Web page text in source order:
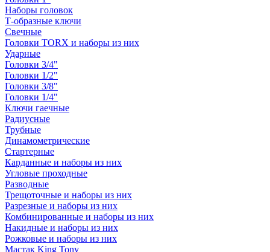
Наборы головок
Т-образные ключи
Свечные
Головки TORX и наборы из них
Ударные
Головки 3/4"
Головки 1/2"
Головки 3/8"
Головки 1/4"
Ключи гаечные
Радиусные
Трубные
Динамометрические
Стартерные
Карданные и наборы из них
Угловые проходные
Разводные
Трещоточные и наборы из них
Разрезные и наборы из них
Комбинированные и наборы из них
Накидные и наборы из них
Рожковые и наборы из них
Мастак King Tony